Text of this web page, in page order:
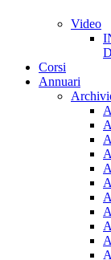
Video
Corsi
Annuari